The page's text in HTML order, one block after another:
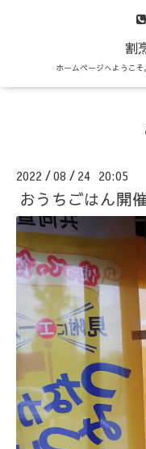
割
ホームページへようこ
2022 /08 / 24 20:05
おうちごはん開